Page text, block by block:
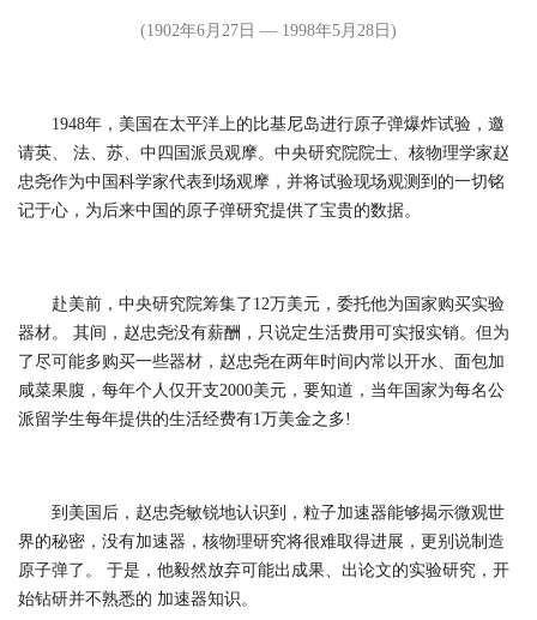
(1902年6月27日 — 1998年5月28日)
1948年，美国在太平洋上的比基尼岛进行原子弹爆炸试验，邀
请英、 法、苏、中四国派员观摩。中央研究院院士、核物理学家赵
忠尧作为中国科学家代表到场观摩，并将试验现场观测到的一切铭
记于心，为后来中国的原子弹研究提供了宝贵的数据。
赴美前，中央研究院筹集了12万美元，委托他为国家购买实验
器材。 其间，赵忠尧没有薪酬，只说定生活费用可实报实销。但为
了尽可能多购买一些器材，赵忠尧在两年时间内常以开水、面包加
咸菜果腹，每年个人仅开支2000美元，要知道，当年国家为每名公
派留学生每年提供的生活经费有1万美金之多!
到美国后，赵忠尧敏锐地认识到，粒子加速器能够揭示微观世
界的秘密，没有加速器，核物理研究将很难取得进展，更别说制造
原子弹了。 于是，他毅然放弃可能出成果、出论文的实验研究，开
始钻研并不熟悉的 加速器知识。